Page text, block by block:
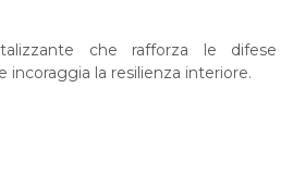
che rafforza le difese
incoraggia la resilienza interiore.